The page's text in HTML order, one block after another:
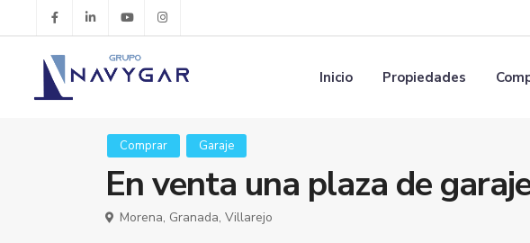
Inicio Propiedades
Comprar Garaje
En venta una plaza de
Morena, Granada, Villarejo